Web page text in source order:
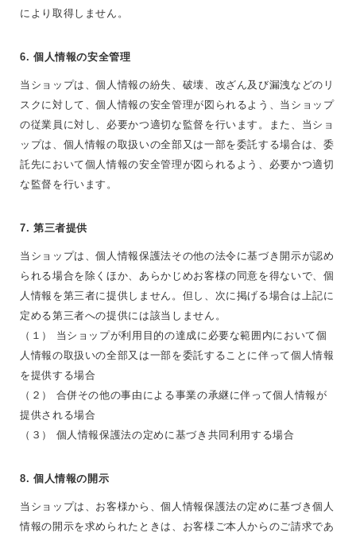
により取得しません。
6. 個人情報の安全管理
当ショップは、個人情報の紛失、破壊、改ざん及び漏洩などのリ
スクに対して、個人情報の安全管理が図られるよう、当ショップ
の従業員に対し、必要かつ適切な監督を行います。また、当ショ
ップは、個人情報の取扱いの全部又は一部を委託する場合は、委
託先において個人情報の安全管理が図られるよう、必要かつ適切
な監督を行います。
7. 第三者提供
当ショップは、個人情報保護法その他の法令に基づき開示が認め
られる場合を除くほか、あらかじめお客様の同意を得ないで、個
人情報を第三者に提供しません。但し、次に掲げる場合は上記に
定める第三者への提供には該当しません。
（１） 当ショップが利用目的の達成に必要な範囲内において個
人情報の取扱いの全部又は一部を委託することに伴って個人情報
を提供する場合
（２） 合併その他の事由による事業の承継に伴って個人情報が
提供される場合
（３） 個人情報保護法の定めに基づき共同利用する場合
8. 個人情報の開示
当ショップは、お客様から、個人情報保護法の定めに基づき個人
情報の開示を求められたときは、お客様ご本人からのご請求であ